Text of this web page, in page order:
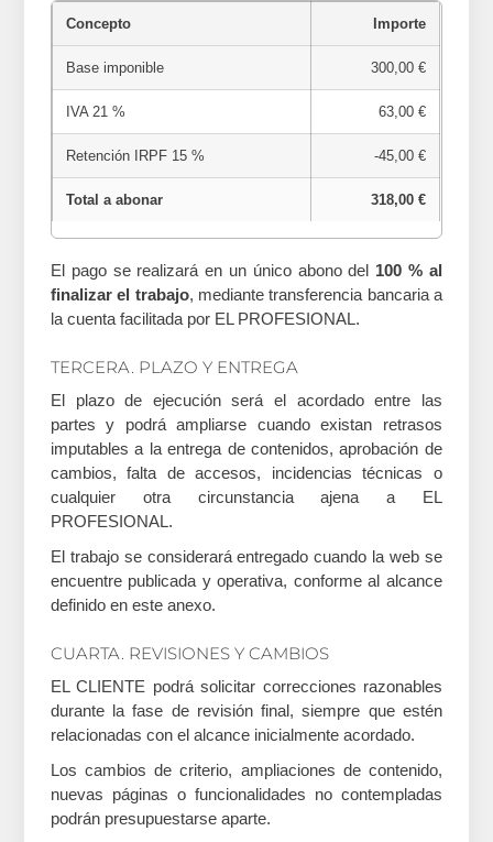
Concepto Importe
Base imponible 300,00 €
IVA 21 % 63,00 €
Retención IRPF 15 % -45,00 €
Total a abonar 318,00 €
El pago se realizará en un único abono del 100 % al
finalizar el trabajo, mediante transferencia bancaria a
la cuenta facilitada por EL PROFESIONAL.
TERCERA. PLAZO Y ENTREGA
El plazo de ejecución será el acordado entre las
partes y podrá ampliarse cuando existan retrasos
imputables a la entrega de contenidos, aprobación de
cambios, falta de accesos, incidencias técnicas o
cualquier otra circunstancia ajena a EL
PROFESIONAL.
El trabajo se considerará entregado cuando la web se
encuentre publicada y operativa, conforme al alcance
definido en este anexo.
CUARTA. REVISIONES Y CAMBIOS
EL CLIENTE podrá solicitar correcciones razonables
durante la fase de revisión final, siempre que estén
relacionadas con el alcance inicialmente acordado.
Los cambios de criterio, ampliaciones de contenido,
nuevas páginas o funcionalidades no contempladas
podrán presupuestarse aparte.